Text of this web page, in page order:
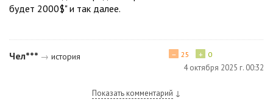
будет 2000$" и так далее.
Чел*** → история + 0
− 25
4 октября 2025 г. 00:32
Показать комментарий ↓